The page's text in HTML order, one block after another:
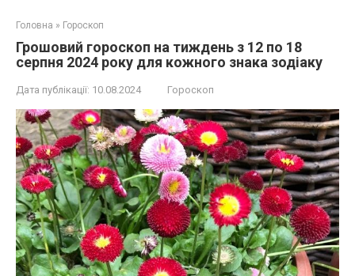
Головна » Гороскоп
Грошовий гороскоп на тиждень з 12 по 18
серпня 2024 року для кожного знака зодіаку
Дата публікації: 10.08.2024 Гороскоп